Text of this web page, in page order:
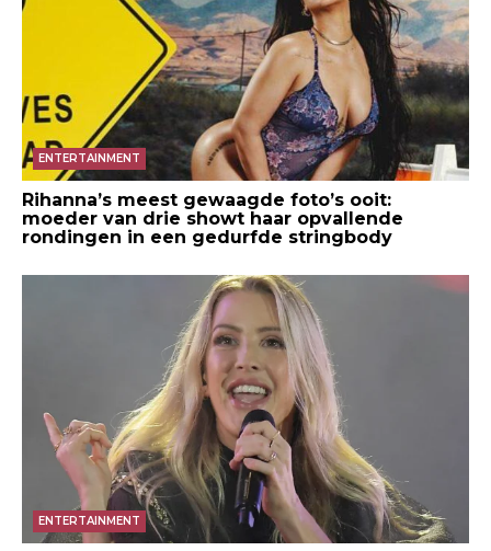
ENTERTAINMENT
Rihanna’s meest gewaagde foto’s ooit:
moeder van drie showt haar opvallende
rondingen in een gedurfde stringbody
ENTERTAINMENT